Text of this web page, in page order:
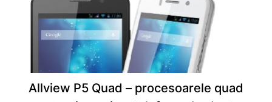
Allview P5 Quad – procesoarele quad